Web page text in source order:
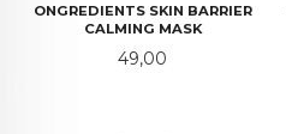
ONGREDIENTS SKIN BARRIER
CALMING MASK
Pris
49,00